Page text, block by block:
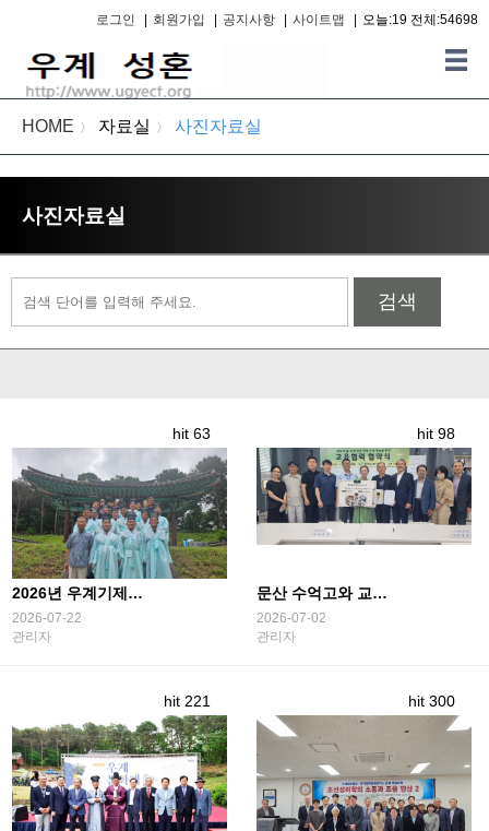
로그인 회원가입 공지사항 사이트맵 오늘:19 전체:54698
HOME 〉 자료실 〉 사진자료실
사진자료실
검색
hit 63
2026년 우계기제사 기념사진
2026-07-22
관리자
hit 98
문산 수억고와 교육협력협약서 체결
2026-07-02
관리자
hit 221 hit 300